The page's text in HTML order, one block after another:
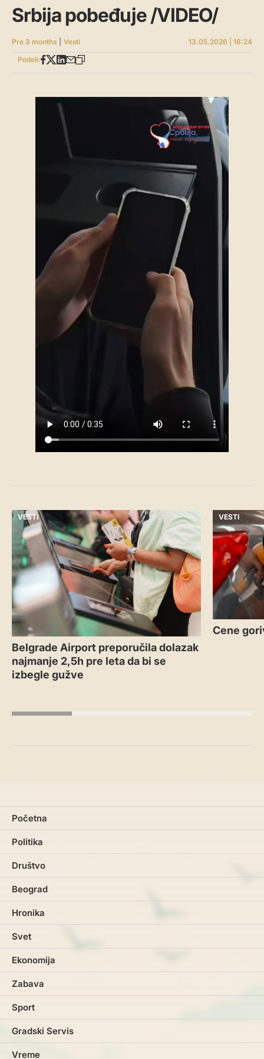
Srbija pobeđuje /VIDEO/
Pre 3 months Vesti
13.05.2026 | 18:24
Podeli:
VESTI
Belgrade Airport preporučila dolazak
najmanje 2,5h pre leta da bi se
izbegle gužve
VESTI
Cene
Početna
Politika
Društvo
Beograd
Hronika
Svet
Ekonomija
Zabava
Sport
Gradski Servis
Vreme